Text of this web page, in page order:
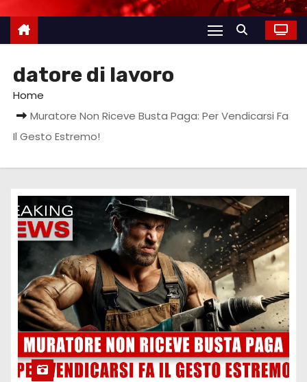
datore di lavoro
Home
Muratore Non Riceve Busta Paga: Per Vendicarsi Fa
Il Gesto Estremo!